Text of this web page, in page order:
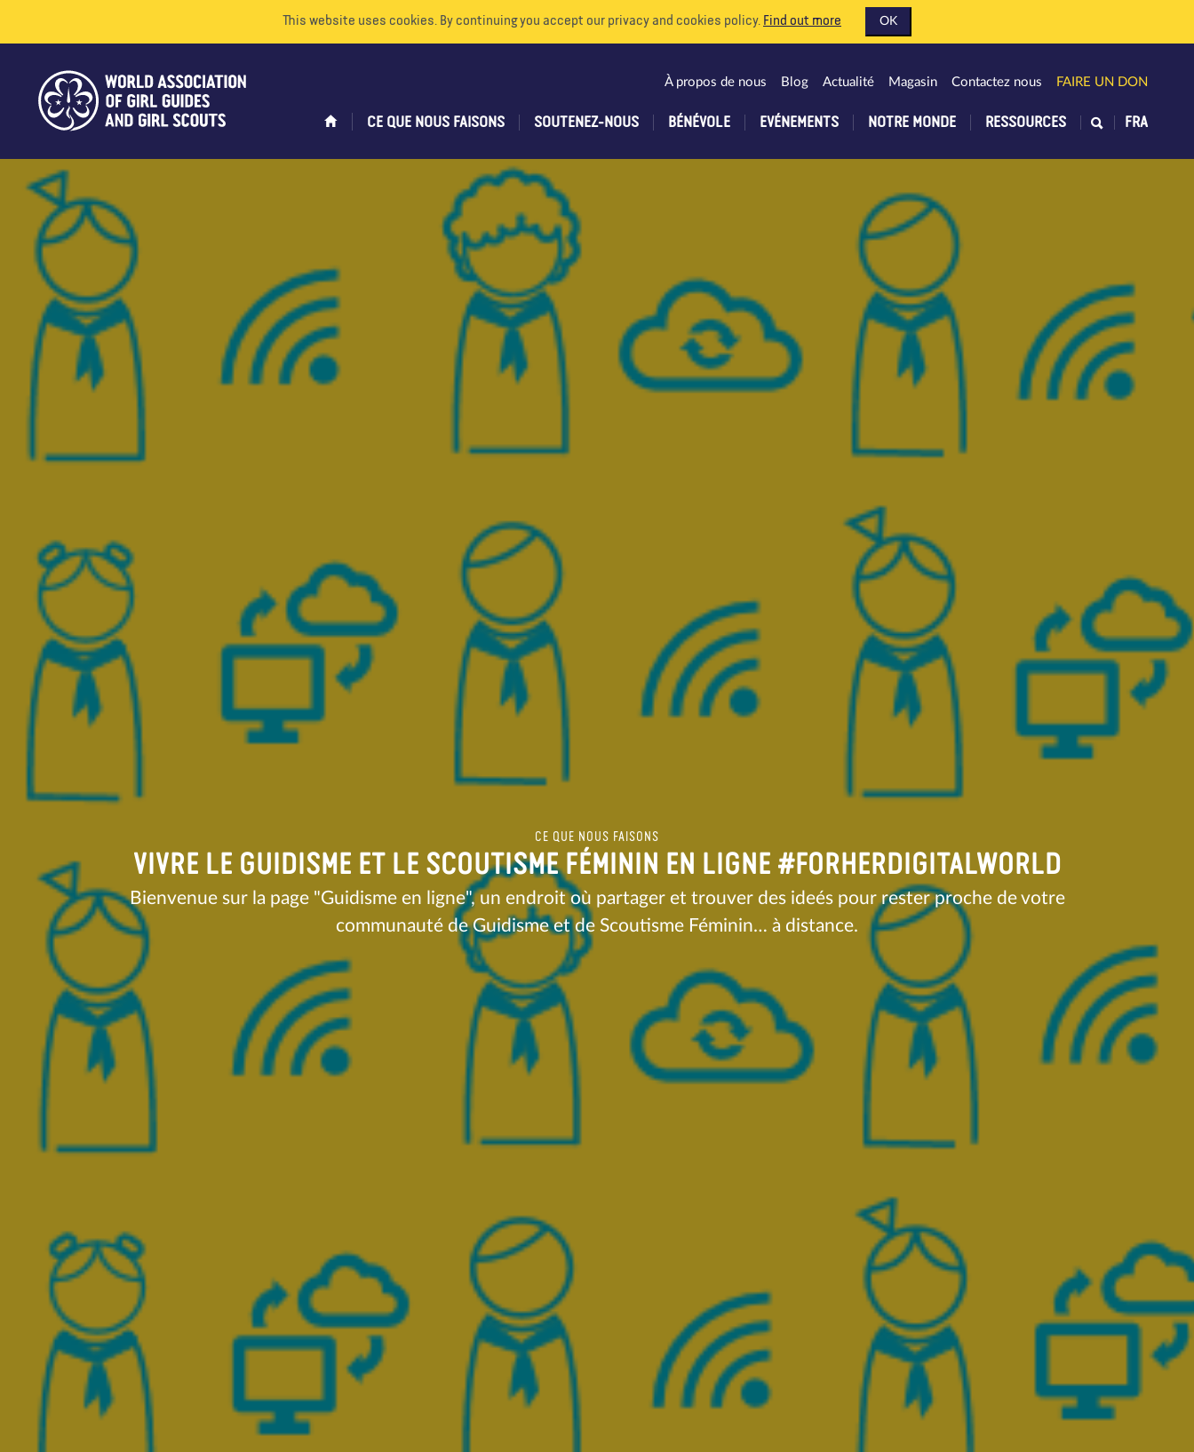
This website uses cookies. By continuing you accept our privacy and cookies policy. Find out more OK
CE QUE NOUS FAISONS SOUTENEZ-NOUS BÉNÉVOLE EVÉNEMENTS NOTRE MONDE RESSOURCES
À propos de nous Blog Actualité Magasin Contactez nous FAIRE UN DON
FRA
CE QUE NOUS FAISONS
VIVRE LE GUIDISME ET LE SCOUTISME FÉMININ EN LIGNE #FORHERDIGITALWORLD
Bienvenue sur la page "Guidisme en ligne", un endroit où partager et trouver des ideés pour rester proche de votre
communauté de Guidisme et de Scoutisme Féminin… à distance.